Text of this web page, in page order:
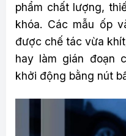
phẩm chất lượng,
khóa. Các mẫu ốp
được chế tác vừa
hay làm gián đoạn
khởi động bằng nút